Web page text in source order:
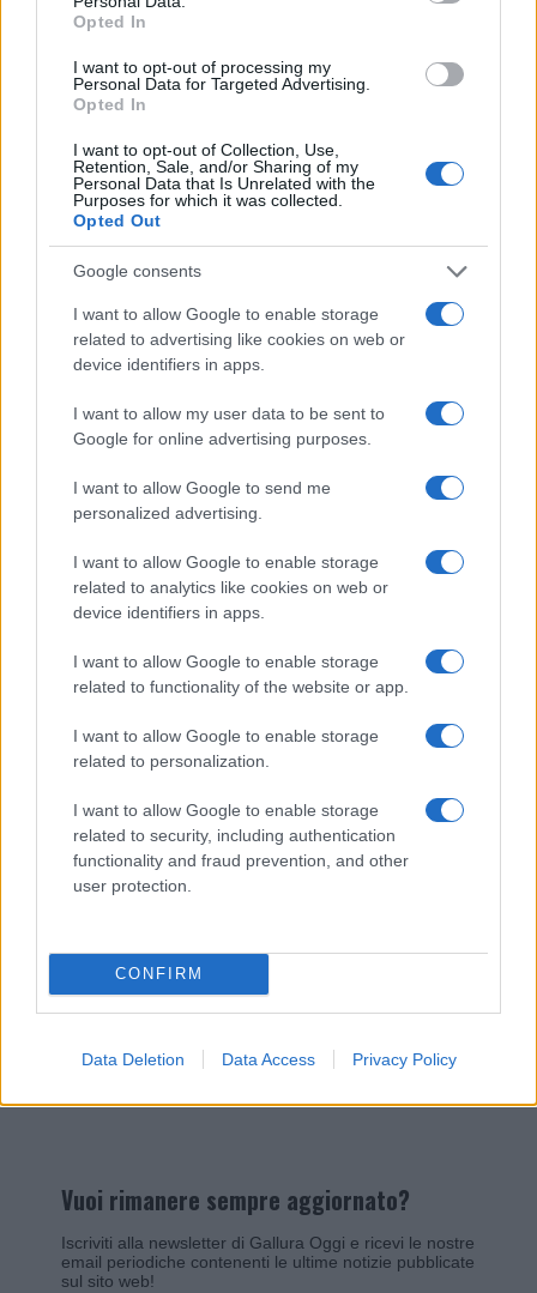
Opted In
I want to opt-out of processing my
Personal Data for Targeted Advertising.
Opted In
I want to opt-out of Collection, Use,
Retention, Sale, and/or Sharing of my
Personal Data that Is Unrelated with the
Purposes for which it was collected.
Opted Out
Google consents
I want to allow Google to enable storage
related to advertising like cookies on web or
device identifiers in apps.
I want to allow my user data to be sent to
Google for online advertising purposes.
I want to allow Google to send me
personalized advertising.
I want to allow Google to enable storage
related to analytics like cookies on web or
device identifiers in apps.
I want to allow Google to enable storage
related to functionality of the website or app.
I want to allow Google to enable storage
related to personalization.
I want to allow Google to enable storage
related to security, including authentication
functionality and fraud prevention, and other
user protection.
CONFIRM
Data Deletion Data Access Privacy Policy
NECROLOGIE
Mario Malu
Paolo Pinna
Martina Agostina Diturco
I nostri cari
I nostri cari
I nostri cari
Giovannimaria Cabras
Vuoi rimanere sempre aggiornato?
Iscriviti alla newsletter di Gallura Oggi e ricevi le nostre
email periodiche contenenti le ultime notizie pubblicate
sul sito web!